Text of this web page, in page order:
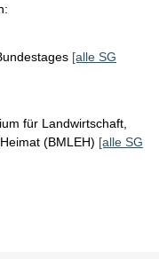
[alle SG
für Landwirtschaft,
(BMLEH) [alle SG